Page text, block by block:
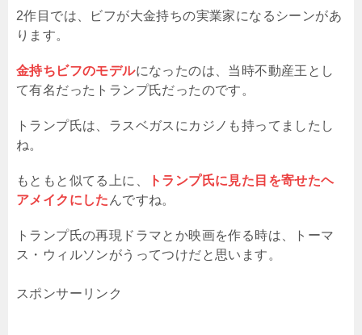
2作目では、ビフが大金持ちの実業家になるシーンがあ
ります。
金持ちビフのモデルになったのは、当時不動産王とし
て有名だったトランプ氏だったのです。
トランプ氏は、ラスベガスにカジノも持ってましたし
ね。
もともと似てる上に、
トランプ氏に見た目を寄せたヘ
アメイクにした んですね。
トランプ氏の再現ドラマとか映画を作る時は、トーマ
ス・ウィルソンがうってつけだと思います。
スポンサーリンク